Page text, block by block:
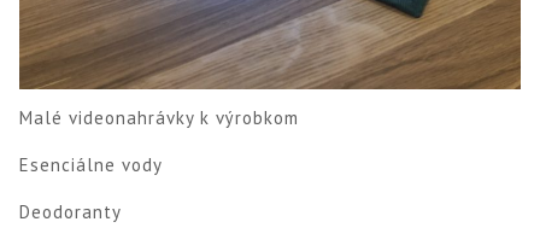
Malé videonahrávky k výrobkom
Esenciálne vody
Deodoranty